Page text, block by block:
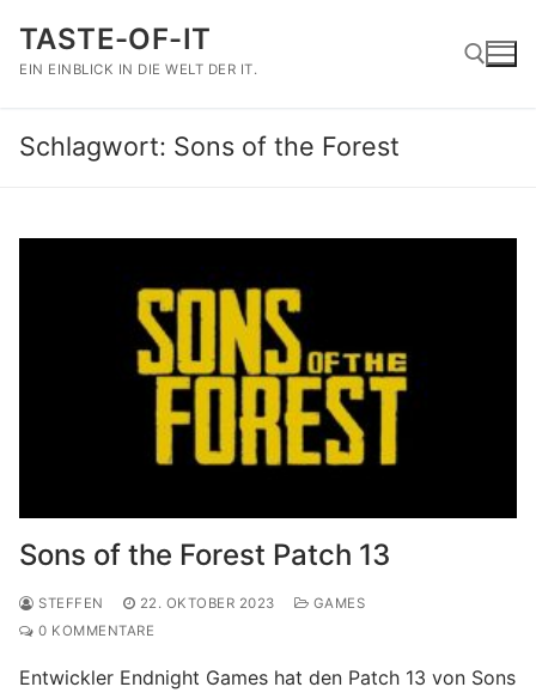
Inhalt
springen
TASTE-OF-IT
EIN EINBLICK IN DIE WELT DER IT.
Suchen nach:
Schlagwort: Sons of the Forest
Sons of the Forest Patch 13
STEFFEN 22. OKTOBER 2023
GAMES
0 KOMMENTARE
Entwickler Endnight Games hat den Patch 13 von Sons